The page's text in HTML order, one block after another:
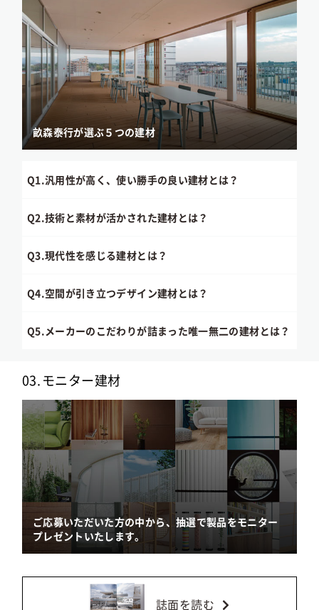
畝森泰行が選ぶ５つの建材
Q1.汎用性が高く、使い勝手の良い建材とは？
Q2.技術と素材が活かされた建材とは？
Q3.現代性を感じる建材とは？
Q4.空間が引き立つデザイン建材とは？
Q5.メーカーのこだわりが詰まった唯一無二の建材とは？
03.モニター建材
ご応募いただいた方の中から、抽選で製品をモニター
プレゼントいたします。
誌面を読む